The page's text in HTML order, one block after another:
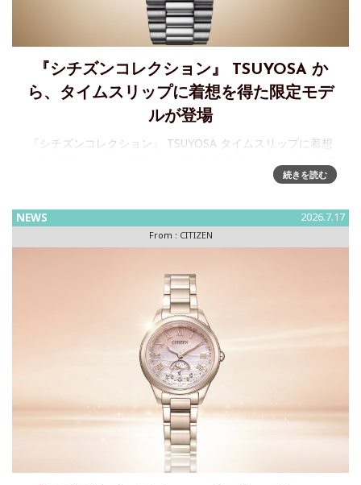
『シチズンコレクション』 TSUYOSA か
ら、タイムスリップに着想を得た限定モデ
ルが登場
『シチズンコレクション』 TSUYOSA タイムスリップに着想
会社は、豊富なカラーバリエーションが人気の『シチズンコ
続きを読む
NEWS 2026.7.17
From : CITIZEN